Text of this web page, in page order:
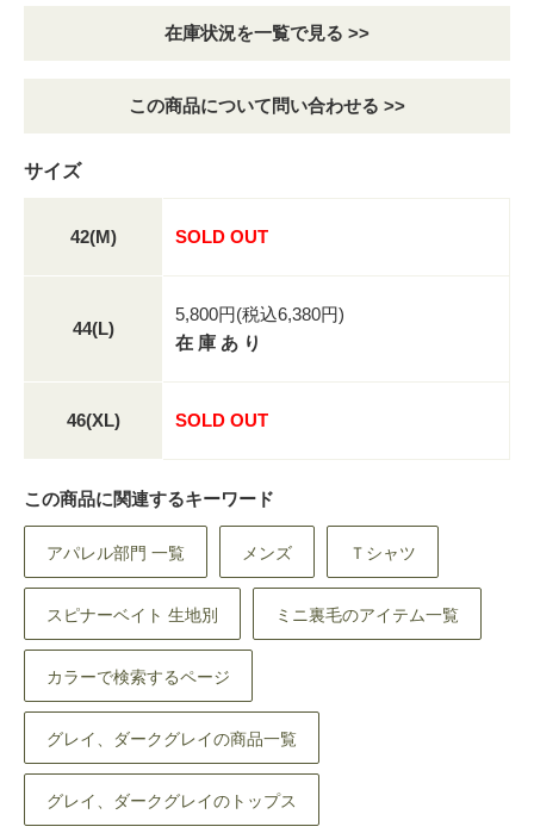
在庫状況を一覧で見る >>
この商品について問い合わせる >>
サイズ
42(M) SOLD OUT
44(L)
5,800円(税込6,380円)
在 庫 あ り
46(XL) SOLD OUT
この商品に関連するキーワード
アパレル部門 一覧 メンズ Ｔシャツ
スピナーベイト 生地別 ミニ裏毛のアイテム一覧
カラーで検索するページ
グレイ、ダークグレイの商品一覧
グレイ、ダークグレイのトップス